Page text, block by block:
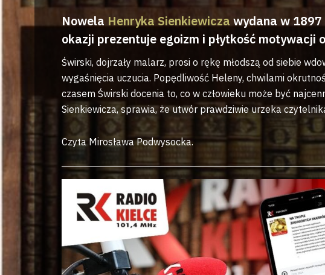
Nowela Henryka Sienkiewicza wydana w
okazji prezentuje egoizm i płytkość motywacji
Świrski, dojrzały malarz, prosi o rękę młodszą od siebie
wygaśnięcia uczucia. Popędliwość Heleny, chwilami
czasem Świrski docenia to, co w człowieku może być
Sienkiewicza, sprawia, że utwór prawdziwie urzeka
Czyta Mirosława Podwysocka.